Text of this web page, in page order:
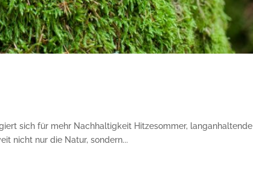
sich für mehr Nachhaltigkeit Hitzesommer, langanhaltende
nicht nur die Natur, sondern...